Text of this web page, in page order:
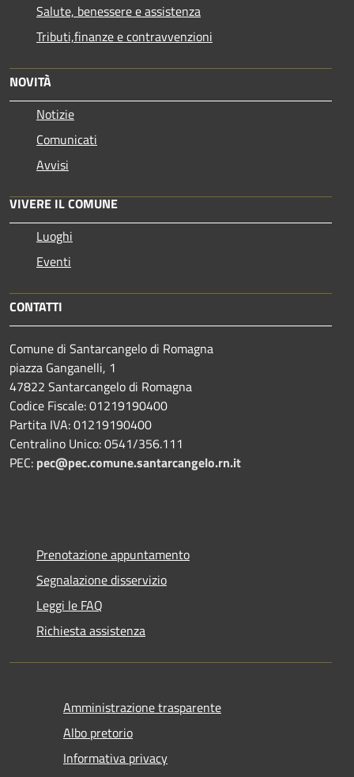
Salute, benessere e assistenza
Tributi,finanze e contravvenzioni
NOVITÀ
Notizie
Comunicati
Avvisi
VIVERE IL COMUNE
Luoghi
Eventi
CONTATTI
Comune di Santarcangelo di Romagna
piazza Ganganelli, 1
47822 Santarcangelo di Romagna
Codice Fiscale: 01219190400
Partita IVA: 01219190400
Centralino Unico: 0541/356.111
PEC: pec@pec.comune.santarcangelo.rn.it
Prenotazione appuntamento
Segnalazione disservizio
Leggi le FAQ
Richiesta assistenza
Amministrazione trasparente
Albo pretorio
Informativa privacy